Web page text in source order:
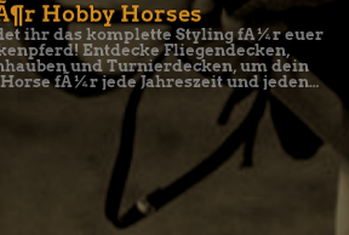
Hobby Horses
ihr das komplette Styling fÃ¼r euer
Entdecke Fliegendecken,
und Turnierdecken, um dein
fÃ¼r jede Jahreszeit und jeden
Auftritt perfekt auszustatten.